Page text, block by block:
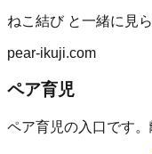
ねこ結びと一緒に見
pear-ikuji.com
ペア育児
ペア育児の入口です